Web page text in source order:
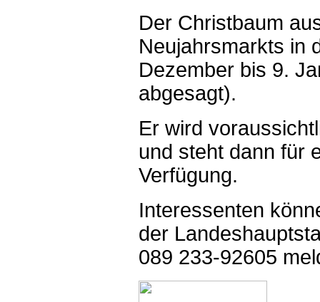
Der Christbaum
Neujahrsmarkts in
Dezember bis 9.
abgesagt).
Er wird
und steht dann für
Verfügung.
Interessenten
der
089 233-92605